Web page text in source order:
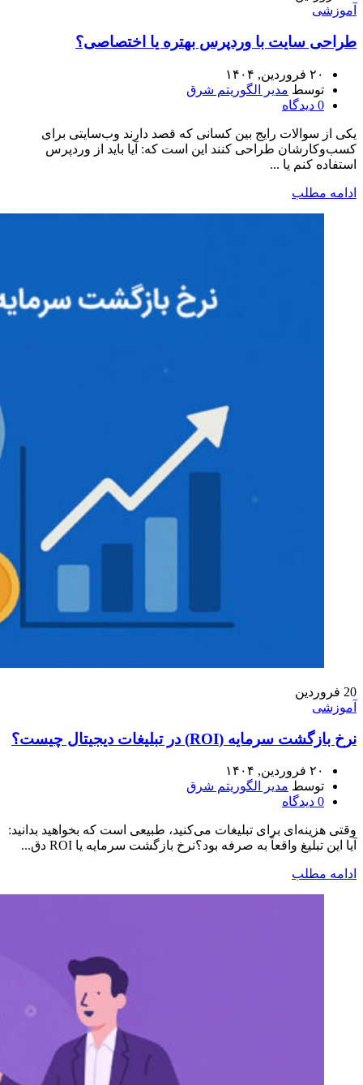
آموزشی
طراحی سایت با وردپرس بهتره یا اختصاصی؟
۲۰ فروردین, ۱۴۰۴
توسط مدیر الگوریتم شرق
0 دیدگاه
یکی از سوالات رایج بین کسانی که قصد دارند وب‌سایتی برای
کسب‌وکارشان طراحی کنند این است که: آیا باید از وردپرس
استفاده کنم یا ...
ادامه مطلب
20 فروردین
آموزشی
نرخ بازگشت سرمایه (ROI) در تبلیغات دیجیتال چیست؟
۲۰ فروردین, ۱۴۰۴
توسط مدیر الگوریتم شرق
0 دیدگاه
وقتی هزینه‌ای برای تبلیغات می‌کنید، طبیعی است که بخواهید بدانید:
آیا این تبلیغ واقعاً به صرفه بود؟نرخ بازگشت سرمایه یا ROI دق...
ادامه مطلب